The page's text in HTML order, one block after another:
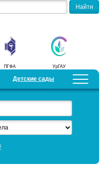
ПГФА УрГАУ
Детские сады
новость